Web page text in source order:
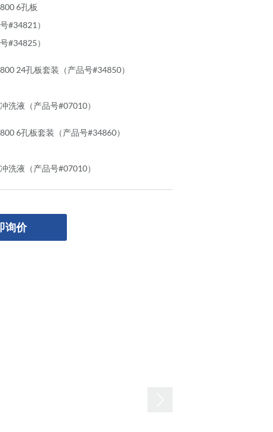
6孔板
#34821）
#34825）
24孔板套装（产品号#34850）
洗液（产品号#07010）
6孔板套装（产品号#34860）
洗液（产品号#07010）
询价